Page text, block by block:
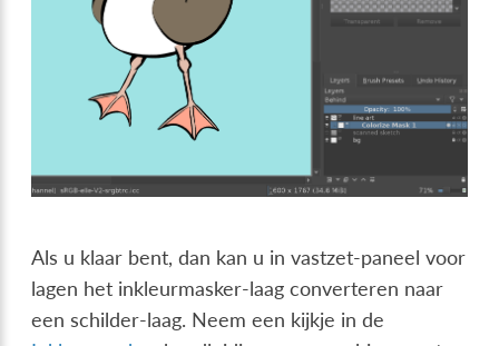
Als u klaar bent, dan kan u in vastzet-paneel voor
lagen het inkleurmasker-laag converteren naar
een schilder-laag. Neem een kijkje in de